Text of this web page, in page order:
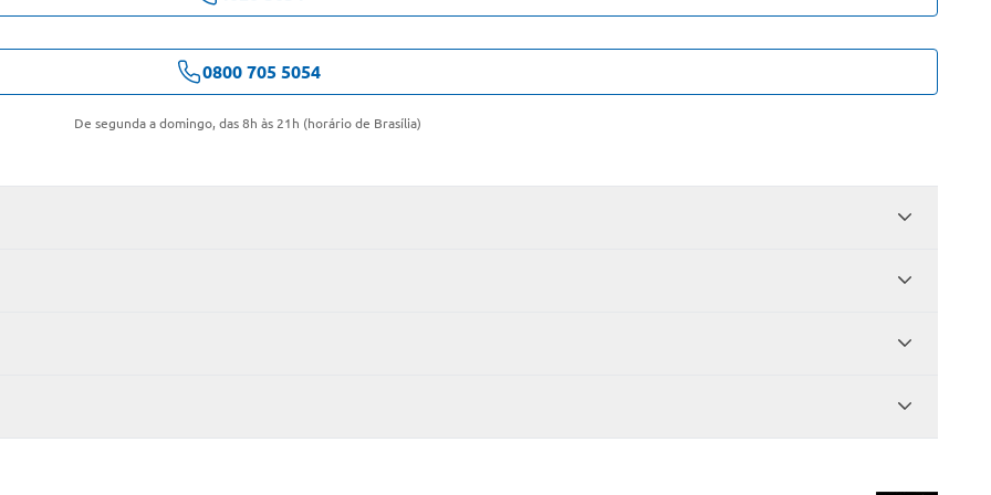
0800 705 5054
De segunda a domingo, das 8h às 21h (horário de Brasília)